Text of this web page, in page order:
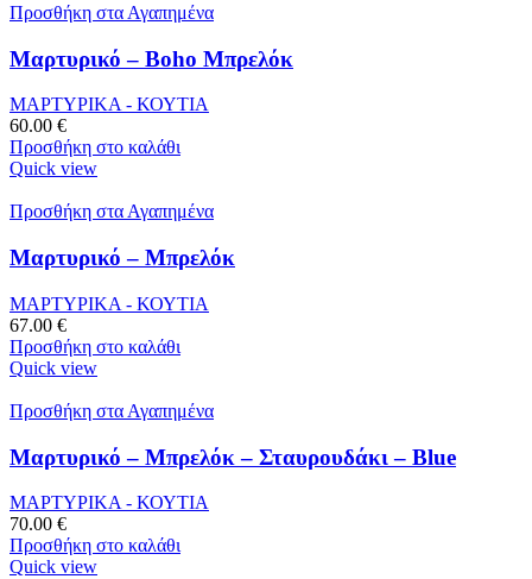
Προσθήκη στα Αγαπημένα
Μαρτυρικό – Boho Μπρελόκ
ΜΑΡΤΥΡΙΚΑ - ΚΟΥΤΙΑ
60.00 €
Προσθήκη στο καλάθι
Quick view
Προσθήκη στα Αγαπημένα
Μαρτυρικό – Μπρελόκ
ΜΑΡΤΥΡΙΚΑ - ΚΟΥΤΙΑ
67.00 €
Προσθήκη στο καλάθι
Quick view
Προσθήκη στα Αγαπημένα
Μαρτυρικό – Μπρελόκ – Σταυρουδάκι – Blue
ΜΑΡΤΥΡΙΚΑ - ΚΟΥΤΙΑ
70.00 €
Προσθήκη στο καλάθι
Quick view